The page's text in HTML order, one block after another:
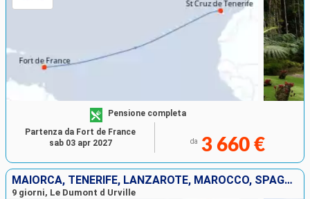
Pensione completa
da 3 660 €
Partenza da Fort de France
sab 03 apr 2027
MAIORCA, TENERIFE, LANZAROTE, MAROCCO, SPAGNA
9 giorni, Le Dumont d Urville